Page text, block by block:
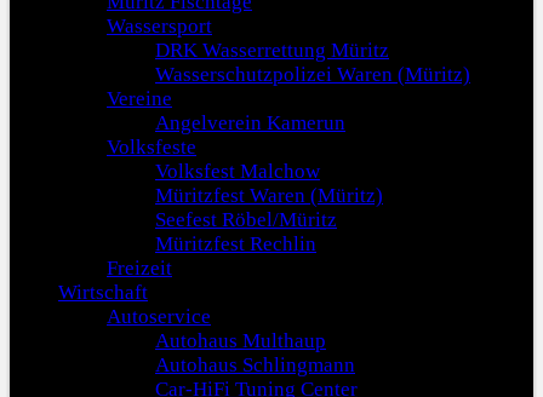
Wassersport
DRK Wasserrettung Müritz
Wasserschutzpolizei Waren (Müritz)
Vereine
Angelverein Kamerun
Volksfeste
Volksfest Malchow
Müritzfest Waren (Müritz)
Seefest Röbel/Müritz
Müritzfest Rechlin
Freizeit
Wirtschaft
Autoservice
Autohaus Multhaup
Autohaus Schlingmann
Car-HiFi Tuning Center